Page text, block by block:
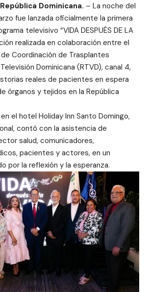
Dominicana. – La noche del
fue lanzada oficialmente la primera
televisivo “VIDA DESPUÉS DE LA
realizada en colaboración entre el
Coordinación de Trasplantes
Dominicana (RTVD), canal 4,
reales de pacientes en espera
órganos y tejidos en la República
el hotel Holiday Inn Santo Domingo,
contó con la asistencia de
salud, comunicadores,
pacientes y actores, en un
por la reflexión y la esperanza.